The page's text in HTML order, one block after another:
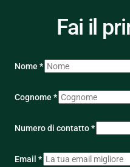
Fai il
Nome *
Cognome *
Numero di contatto *
Email *